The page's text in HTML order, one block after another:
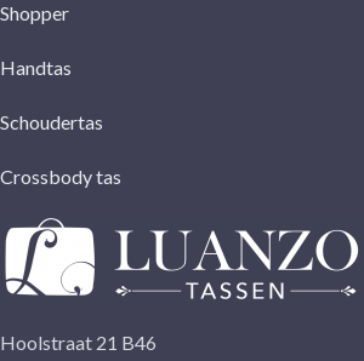
Shopper
Handtas
Schoudertas
Crossbody tas
Hoolstraat 21 B46